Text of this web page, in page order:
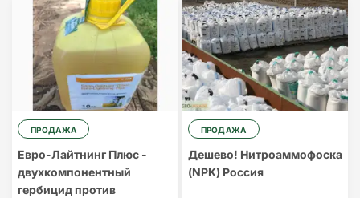
ПРОДАЖА
Евро-Лайтнинг Плюс -
двухкомпонентный
гербицид против
ПРОДАЖА
Дешево! Нитроаммофоска
(NPK) Россия